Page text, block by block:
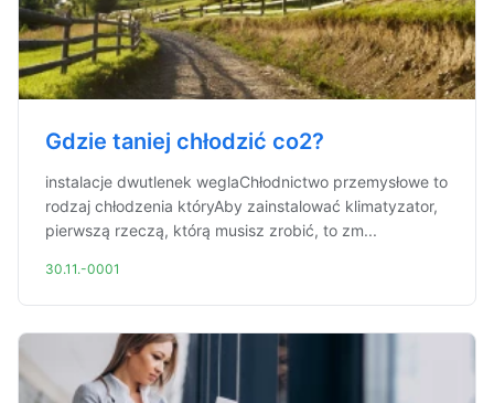
Gdzie taniej chłodzić co2?
instalacje dwutlenek weglaChłodnictwo przemysłowe to
rodzaj chłodzenia któryAby zainstalować klimatyzator,
pierwszą rzeczą, którą musisz zrobić, to zm...
30.11.-0001